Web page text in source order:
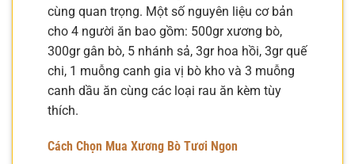
cùng quan trọng. Một số nguyên liệu cơ bản
cho 4 người ăn bao gồm: 500gr xương bò,
300gr gân bò, 5 nhánh sả, 3gr hoa hồi, 3gr quế
chi, 1 muỗng canh gia vị bò kho và 3 muỗng
canh dầu ăn cùng các loại rau ăn kèm tùy
thích.
Cách Chọn Mua Xương Bò Tươi Ngon